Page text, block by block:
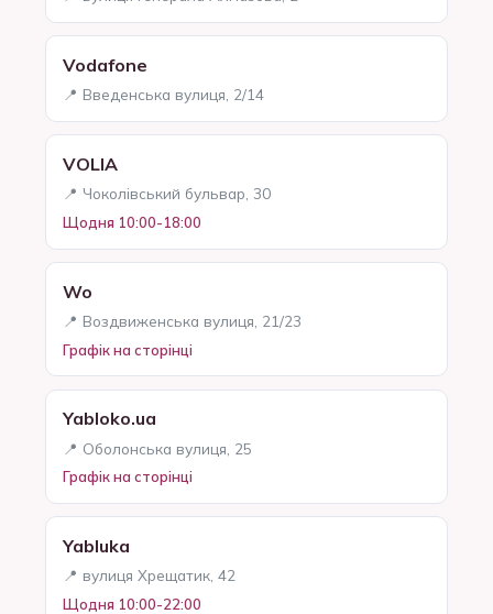
Vodafone
📍 Введенська вулиця, 2/14
VOLIA
📍 Чоколівський бульвар, 30
Щодня 10:00-18:00
Wo
📍 Воздвиженська вулиця, 21/23
Графік на сторінці
Yabloko.ua
📍 Оболонська вулиця, 25
Графік на сторінці
Yabluka
📍 вулиця Хрещатик, 42
Щодня 10:00-22:00